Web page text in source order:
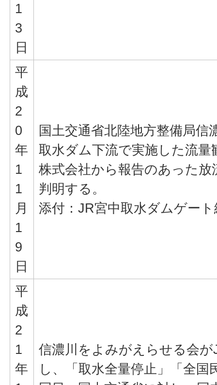
1
3
日
平
成
2
0
年
1
1
月
1
9
日
国土交通省北陸地方整備局信
取水ダム下流で実施した流量
株式会社から報告のあった
判明する。
添付：JR宮中取水ダムゲー
平
成
2
1
年
信濃川をよみがえらせる会
し、「取水全量停止」「全国